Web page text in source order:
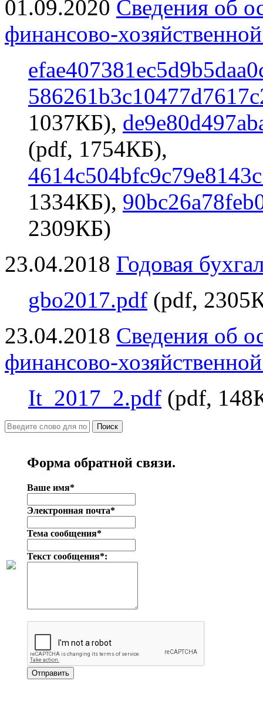
01.09.2020 Сведения об
финансово-
1037КБ),
(pdf, 1754КБ),
1334КБ),
2309КБ)
23.04.2018 Годовая
gbo2017.pdf (pdf,
23.04.2018 Сведения об
финансово-
It_2017_2.pdf (pdf,
Поиск
Форма обратной связи.
Ваше имя*
Электронная почта*
Тема сообщения*
Текст сообщения*: